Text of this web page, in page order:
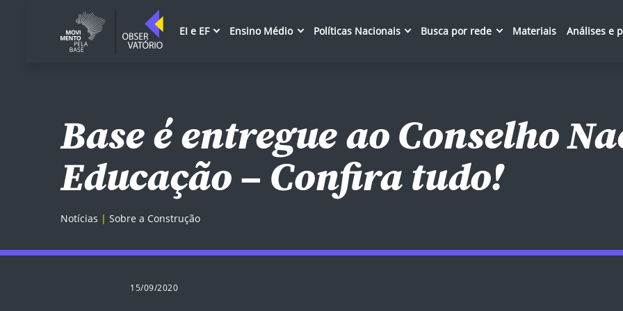
EI e EF Ensino Médio Políticas Nacionais Busca por rede Materiais Análises e
Base é entregue ao Conselho
Educação – Confira tudo!
Notícias Sobre a Construção
15/09/2020